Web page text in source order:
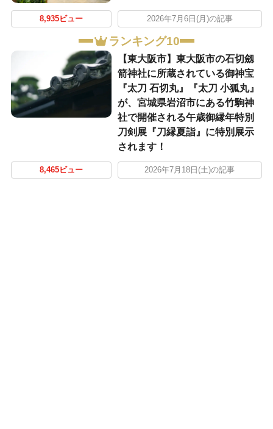
8,935ビュー 2026年7月6日(月)の記事
ランキング10
【東大阪市】東大阪市の石切劔
箭神社に所蔵されている御神宝
『太刀 石切丸』『太刀 小狐丸』
が、宮城県岩沼市にある竹駒神
社で開催される午歳御縁年特別
刀剣展『刀縁夏詣』に特別展示
されます！
8,465ビュー 2026年7月18日(土)の記事